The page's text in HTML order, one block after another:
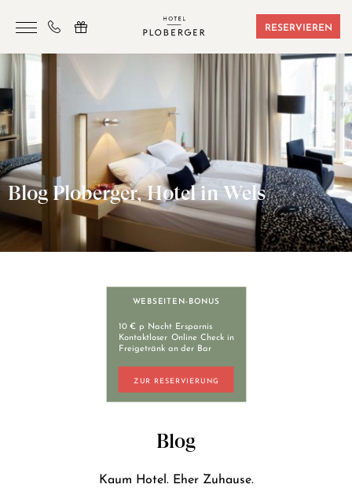
RESERVIEREN
HOTEL
ZIMMER & BUCHUNGEN
SAUNA & SPORT
SEMINARE
ANGEBOTE
LAGE & FREIZEIT
KONTAKT
+43 7242 629 41
RESERVIERUNG@HOTEL-PLOBERGER.AT
Blog Ploberger, Hotel in Wels
WEBSEITEN-BONUS
10 € p Nacht Ersparnis
Kontaktloser Online Check in
Freigetränk an der Bar
ZUR RESERVIERUNG
Blog
Kaum Hotel. Eher Zuhause.